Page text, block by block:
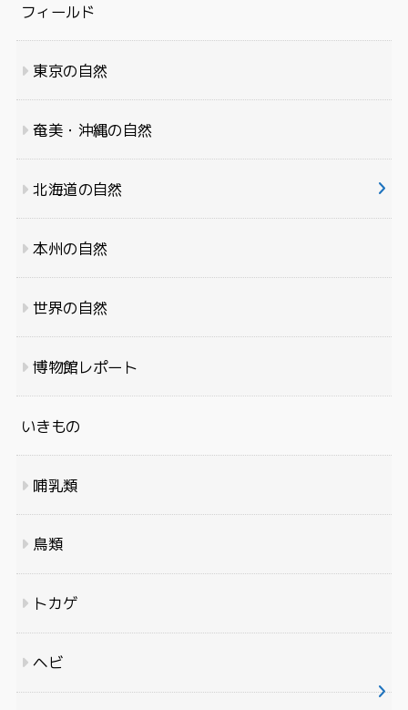
フィールド
東京の自然
奄美・沖縄の自然
北海道の自然
本州の自然
世界の自然
博物館レポート
いきもの
哺乳類
鳥類
トカゲ
ヘビ